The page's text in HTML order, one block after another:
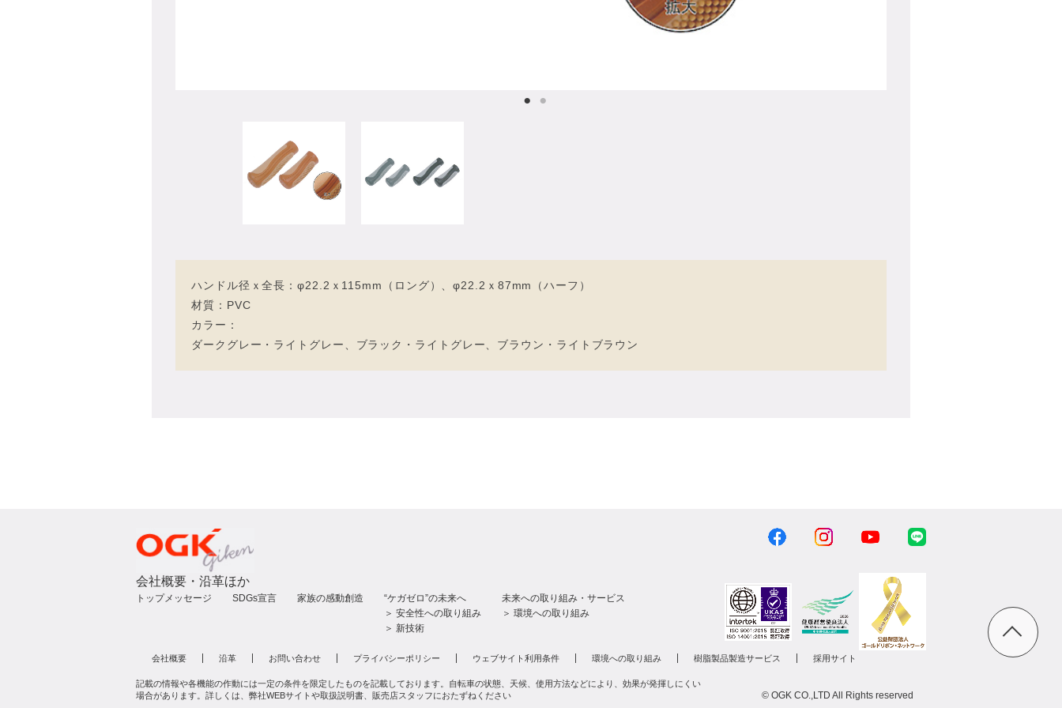
ハンドル径ｘ全長：φ22.2ｘ115mm（ロング）、φ22.2ｘ87mm（ハーフ）
材質：PVC
カラー：
ダークグレー・ライトグレー、ブラック・ライトグレー、ブラウン・ライトブラウン
会社概要・沿革ほか
トップメッセージ SDGs宣言 家族の感動創造
“ケガゼロ”の未来へ
＞ 安全性への取り組み
＞ 新技術
未来への取り組み・サービス
＞ 環境への取り組み
会社概要 沿革 お問い合わせ プライバシーポリシー ウェブサイト利用条件 環境への取り組み 樹脂製品製造サービス 採用サイト
記載の情報や各機能の作動には一定の条件を限定したものを記載しております。自転車の状態、天候、使用方法などにより、効果が発揮しにくい
場合があります。詳しくは、弊社WEBサイトや取扱説明書、販売店スタッフにおたずねください
© OGK CO.,LTD All Rights reserved